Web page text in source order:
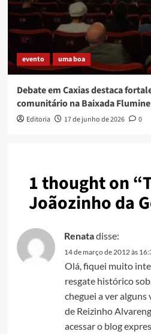
evento uma boa
Debate em Caxias destaca
comunitário na Baixada
Editoria 17 de junho de 2026 0
1 thought on “
Joãozinho da
Renatadisse:
14 de março de 2012 às
Olá, fiquei muito
resgate histórico
cheguei a ver
de Reizinho
acessar o blog